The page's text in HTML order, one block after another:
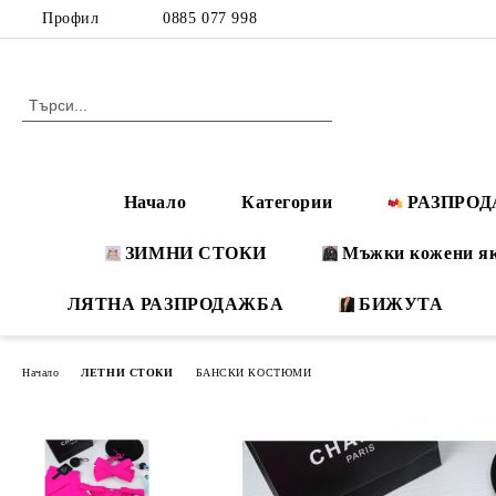
Профил 0885 077 998
Начало Категории
ЗИМНИ СТОКИ Мъжки кожени
ЛЯТНА РАЗПРОДАЖБА БИЖУТА
Начало ЛЕТНИ СТОКИ БАНСКИ КОСТЮМИ